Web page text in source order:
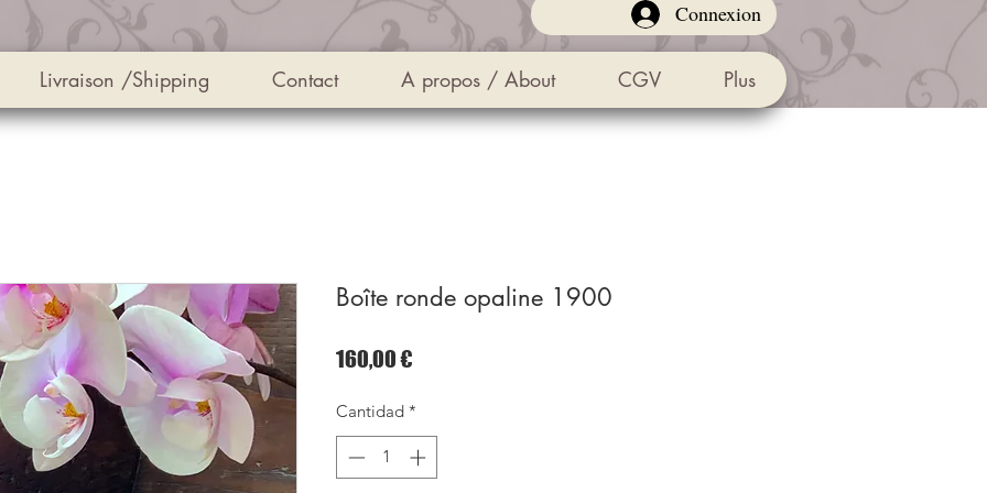
Connexion
Livraison /Shipping Contact A propos / About CGV Plus
Boîte ronde opaline 1900
160,00 €
Cantidad *